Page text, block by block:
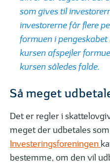
som gives til
investorerne får flere
formuen i
kursen afspejler
kursen således falde.
Så meget
Det er regler i
meget der udbetales
Investeringsforeningen
bestemme, om den vil